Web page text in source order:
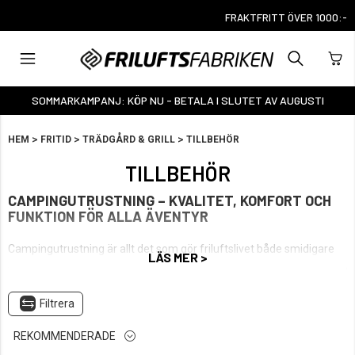
FRAKTFRITT ÖVER 1000:-
SOMMARKAMPANJ: KÖP NU - BETALA I SLUTET AV AUGUSTI
HEM > FRITID > TRÄDGÅRD & GRILL > TILLBEHÖR
TILLBEHÖR
CAMPINGUTRUSTNING – KVALITET, KOMFORT OCH
FUNKTION FÖR ALLA ÄVENTYR
Campingutrustning är allt det som gör friluftslivet både smidigare
och mer funktionellt. Här hittar du tillbehören som gör skillnad – från
I sortimentet finns praktisk köksutrustning och redskap för
matlagning utomhus, samt termosar som håller drycken varm eller
LÄS MER >
Filtrera
REKOMMENDERADE